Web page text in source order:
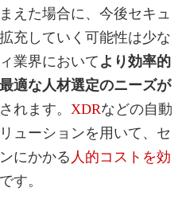
えた場合に、今後セキュ
充していく可能性は少な
業界において より効率的
適な人材選定のニーズが
れます。 XDRなどの自動
ューションを用いて、セ
にかかる 人的コストを効
す。